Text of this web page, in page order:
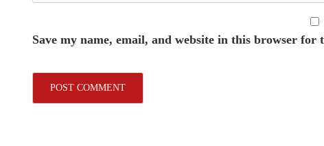
Save my name, email, and website in this browser for